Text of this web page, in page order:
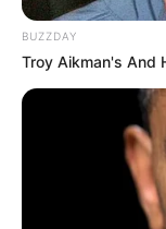
BUZZDAY
Troy Aikman's And